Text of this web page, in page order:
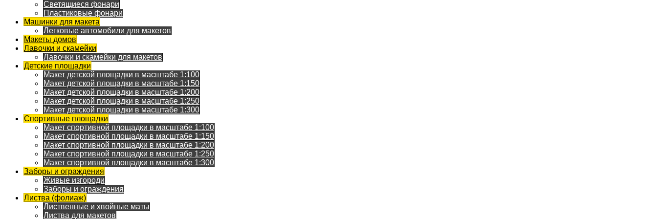
Светящиеся фонари
Пластиковые фонари
Машинки для макета
Легковые автомобили для макетов
Макеты домов
Лавочки и скамейки
Лавочки и скамейки для макетов
Детские площадки
Макет детской площадки в масштабе 1:100
Макет детской площадки в масштабе 1:150
Макет детской площадки в масштабе 1:200
Макет детской площадки в масштабе 1:250
Макет детской площадки в масштабе 1:300
Спортивные площадки
Макет спортивной площадки в масштабе 1:100
Макет спортивной площадки в масштабе 1:150
Макет спортивной площадки в масштабе 1:200
Макет спортивной площадки в масштабе 1:250
Макет спортивной площадки в масштабе 1:300
Заборы и ограждения
Живые изгороди
Заборы и ограждения
Листва (фолиаж)
Лиственные и хвойные маты
Листва для макетов